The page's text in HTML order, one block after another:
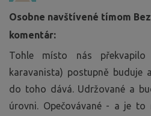
Osobne navštívené tímom
komentár:
Tohle místo nás
karavanista) postupně buduje
do toho dává. Udržované a
úrovni. Opečovávané - a je to